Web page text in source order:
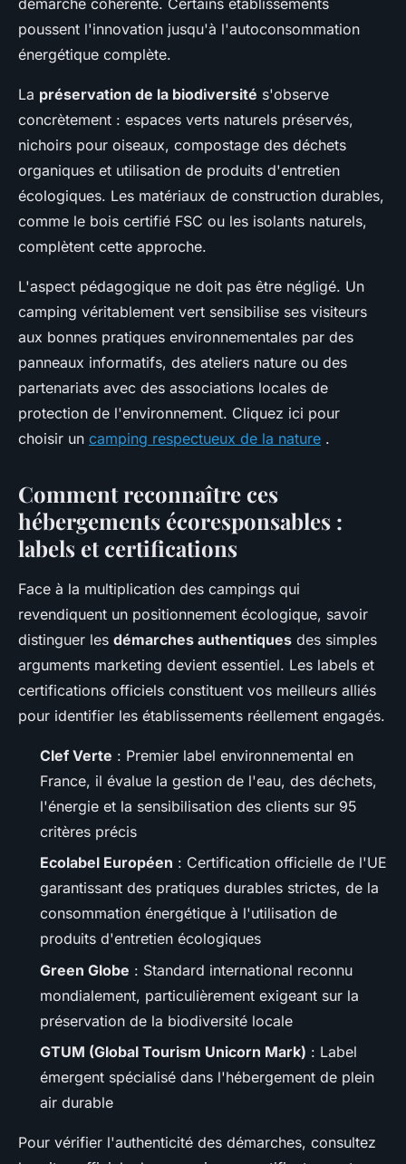
poussent l'innovation jusqu'à l'autoconsommation
énergétique complète.
La préservation de la biodiversité s'observe
concrètement : espaces verts naturels préservés,
nichoirs pour oiseaux, compostage des déchets
organiques et utilisation de produits d'entretien
écologiques. Les matériaux de construction durables,
comme le bois certifié FSC ou les isolants naturels,
complètent cette approche.
L'aspect pédagogique ne doit pas être négligé. Un
camping véritablement vert sensibilise ses visiteurs
aux bonnes pratiques environnementales par des
panneaux informatifs, des ateliers nature ou des
partenariats avec des associations locales de
protection de l'environnement. Cliquez ici pour
choisir un camping respectueux de la nature .
Comment reconnaître ces
hébergements écoresponsables :
labels et certifications
Face à la multiplication des campings qui
revendiquent un positionnement écologique, savoir
distinguer les démarches authentiques des simples
arguments marketing devient essentiel. Les labels et
certifications officiels constituent vos meilleurs alliés
pour identifier les établissements réellement engagés.
Clef Verte : Premier label environnemental en
France, il évalue la gestion de l'eau, des déchets,
l'énergie et la sensibilisation des clients sur 95
critères précis
Ecolabel Européen : Certification officielle de l'UE
garantissant des pratiques durables strictes, de la
consommation énergétique à l'utilisation de
produits d'entretien écologiques
Green Globe : Standard international reconnu
mondialement, particulièrement exigeant sur la
préservation de la biodiversité locale
GTUM (Global Tourism Unicorn Mark) : Label
émergent spécialisé dans l'hébergement de plein
air durable
Pour vérifier l'authenticité des démarches, consultez